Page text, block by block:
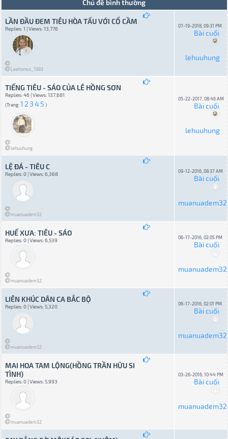
Chủ đề bình thường
LẦN ĐẦU ĐEM TIÊU HÒA TẤU VỚI CỔ CẦM
Replies: 1 | Views: 13,776
Leehonso_1983
07-19-2018, 09:31 PM
Bài cuối:
lehuuhung
TIẾNG TIÊU - SÁO CỦA LÊ HỒNG SƠN
Replies: 46 | Views: 137,681
(Trang:1 2 3 4 5 )
lehuuhung
05-22-2017, 08:46 AM
Bài cuối:
lehuuhung
LỆ ĐÁ - TIÊU C
Replies: 0 | Views: 6,368
muanuadem32
09-12-2016, 08:37 AM
Bài cuối:
muanuadem32
HUẾ XƯA: TIÊU - SÁO
Replies: 0 | Views: 6,539
muanuadem32
06-17-2016, 02:05 PM
Bài cuối:
muanuadem32
LIÊN KHÚC DÂN CA BẮC BỘ
Replies: 0 | Views: 5,320
muanuadem32
06-17-2016, 02:01 PM
Bài cuối:
muanuadem32
MAI HOA TAM LỘNG(HỒNG TRẦN HỮU SI
TÌNH)
Replies: 0 | Views: 5,993
muanuadem32
03-26-2016, 10:44 PM
Bài cuối:
muanuadem32